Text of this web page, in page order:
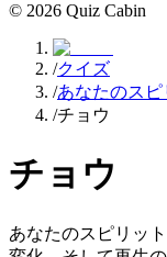
© 2026 Quiz Cabin
/クイズ
/あなたのスピ
/チョウ
チョウ
あなたのスピリッ